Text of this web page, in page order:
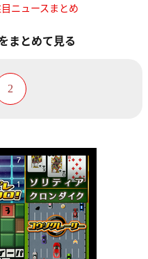
ニュースまとめ
まとめて見る
2